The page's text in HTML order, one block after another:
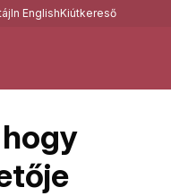
In EnglishKiútkereső